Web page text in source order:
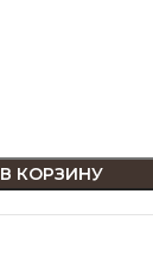
В КОРЗИНУ